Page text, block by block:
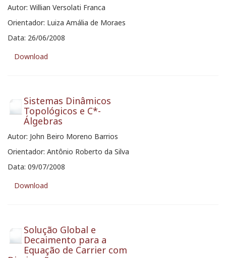
Autor: Willian Versolati Franca
Orientador: Luiza Amália de Moraes
Data: 26/06/2008
Download
Sistemas Dinâmicos
Topológicos e C*-
Álgebras
Autor: John Beiro Moreno Barrios
Orientador: Antônio Roberto da Silva
Data: 09/07/2008
Download
Solução Global e
Decaimento para a
Equação de Carrier com